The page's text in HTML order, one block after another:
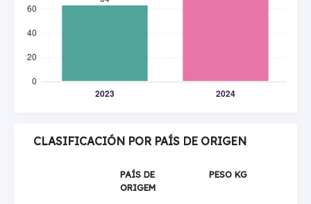
CLASIFICACIÓN POR PAÍS DE ORIGEN
PAÍS DE
ORIGEM
PESO KG